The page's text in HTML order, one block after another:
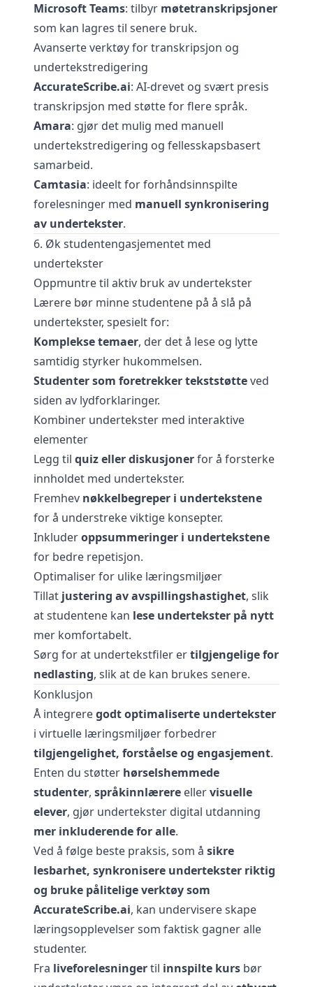
Microsoft Teams: tilbyr møtetranskripsjoner
som kan lagres til senere bruk.
Avanserte verktøy for transkripsjon og
undertekstredigering
AccurateScribe.ai: AI-drevet og svært presis
transkripsjon med støtte for flere språk.
Amara: gjør det mulig med manuell
undertekstredigering og fellesskapsbasert
samarbeid.
Camtasia: ideelt for forhåndsinnspilte
forelesninger med manuell synkronisering
av undertekster.
6. Øk studentengasjementet med
undertekster
Oppmuntre til aktiv bruk av undertekster
Lærere bør minne studentene på å slå på
undertekster, spesielt for:
Komplekse temaer, der det å lese og lytte
samtidig styrker hukommelsen.
Studenter som foretrekker tekststøtteved
siden av lydforklaringer.
Kombiner undertekster med interaktive
elementer
Legg til quiz eller diskusjonerfor å forsterke
innholdet med undertekster.
Fremhev nøkkelbegreper i undertekstene
for å understreke viktige konsepter.
Inkluderoppsummeringer i undertekstene
for bedre repetisjon.
Optimaliser for ulike læringsmiljøer
Tillat justering av avspillingshastighet, slik
at studentene kan lese undertekster på nytt
mer komfortabelt.
Sørg for at undertekstfiler ertilgjengelige for
nedlasting, slik at de kan brukes senere.
Konklusjon
Å integreregodt optimaliserte undertekster
i virtuelle læringsmiljøer forbedrer
tilgjengelighet, forståelse og engasjement.
Enten du støtter hørselshemmede
studenter, språkinnlærere ellervisuelle
elever, gjør undertekster digital utdanning
mer inkluderende for alle.
Ved å følge beste praksis, som å sikre
lesbarhet, synkronisere undertekster riktig
og bruke pålitelige verktøy som
AccurateScribe.ai, kan undervisere skape
læringsopplevelser som faktisk gagner alle
studenter.
Fra liveforelesningertil innspilte kurs bør